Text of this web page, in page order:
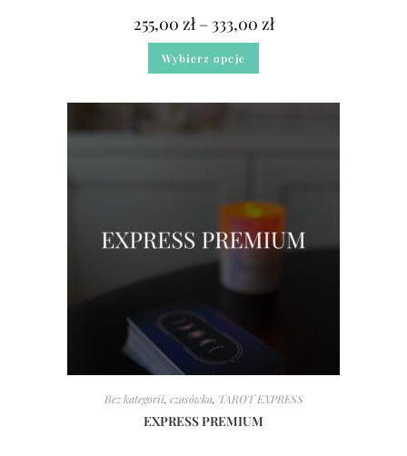
255,00 zł – 333,00 zł
Wybierz opcje
Bez kategorii, czasówka, TAROT EXPRESS
EXPRESS PREMIUM